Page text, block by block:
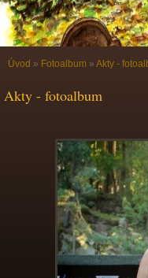
Úvod » Fotoalbum » Akty -
Akty - fotoalbum